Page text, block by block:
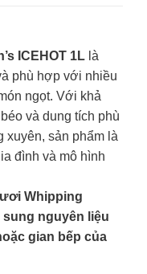
ICEHOT 1Llà
phù hợp với nhiều
ngọt. Với khả
và dung tích phù
xuyên, sản phẩm là
đình và mô hình
Whipping
sung nguyên liệu
gian bếp của